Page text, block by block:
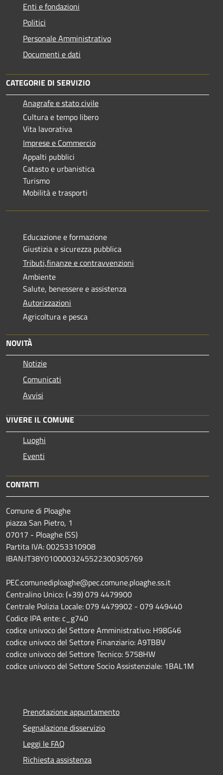
Enti e fondazioni
Politici
Personale Amministrativo
Documenti e dati
CATEGORIE DI SERVIZIO
Anagrafe e stato civile
Cultura e tempo libero
Vita lavorativa
Imprese e Commercio
Appalti pubblici
Catasto e urbanistica
Turismo
Mobilità e trasporti
Educazione e formazione
Giustizia e sicurezza pubblica
Tributi,finanze e contravvenzioni
Ambiente
Salute, benessere e assistenza
Autorizzazioni
Agricoltura e pesca
NOVITÀ
Notizie
Comunicati
Avvisi
VIVERE IL COMUNE
Luoghi
Eventi
CONTATTI
Comune di Ploaghe
piazza San Pietro, 1
07017 - Ploaghe (SS)
Partita IVA: 00253310908
IBAN:IT38Y0100003245522300305769
PEC:comunediploaghe@pec.comune.ploaghe.ss.it
Centralino Unico: (+39) 079 4479900
Centrale Polizia Locale: 079 4479902 - 079 449440
Codice IPA ente: c_g740
codice univoco del Settore Amministrativo: H98G46
codice univoco del Settore Finanziario: A9TBBV
codice univoco del Settore Tecnico: 5758HW
codice univoco del Settore Socio Assistenziale: 1BAL1M
Prenotazione appuntamento
Segnalazione disservizio
Leggi le FAQ
Richiesta assistenza